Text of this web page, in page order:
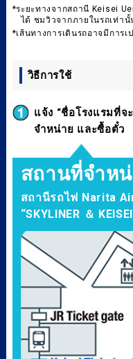
*ระยะทางจากสถานี Keisei
ได้ ชมวิวจากภายในรถเท่านั้
*เส้นทางการเดินรถอาจมีการ
วิธีการใช้
แจ้ง “ชื่อโรงแรมที่จ
จำหน่าย และซื้อตั๋ว
สถานที่จำห
สถานีรถไฟ Narita
“SKYLINER ＆